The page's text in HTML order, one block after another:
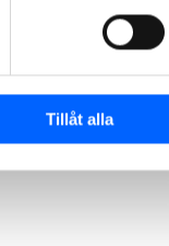
Tillåt alla